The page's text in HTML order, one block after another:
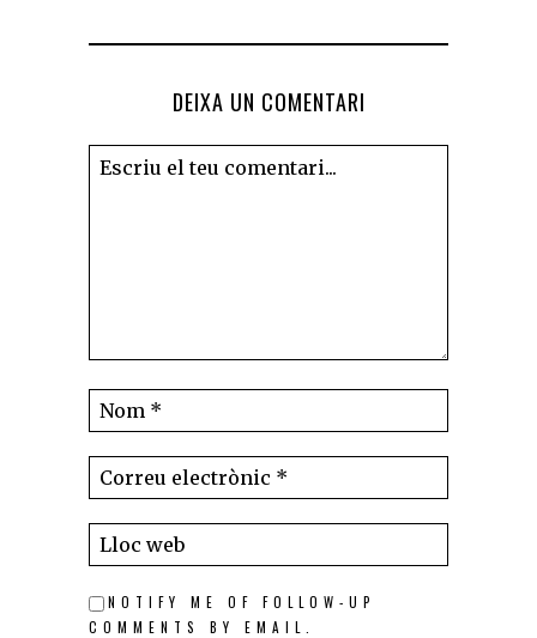
DEIXA UN COMENTARI
NOTIFY ME OF FOLLOW-UP
COMMENTS BY EMAIL.